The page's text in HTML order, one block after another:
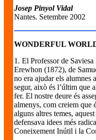
Josep Pinyol Vidal
Nantes. Setembre 2002
WONDERFUL
1. El Professor de
Erewhon (1872), de
no era ajudar els alumnes
segur, això és l’últim que
fer. El nostre deure és
almenys, com creiem que
alguns altres temes,
defensava idees més
Coneixement Inútil i la